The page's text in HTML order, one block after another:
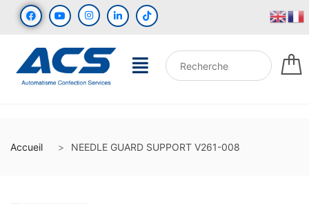
Accueil NEEDLE GUARD SUPPORT V261-008